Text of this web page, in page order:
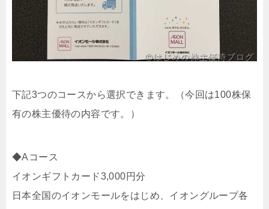
下記3つのコースから選択できます。（今回は100株保
有の株主優待の内容です。）
◆Aコース
イオンギフトカード3,000円分
日本全国のイオンモールをはじめ、イオングループ各